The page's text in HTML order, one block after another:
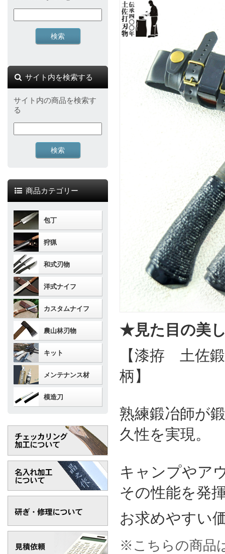
★見た目の美
【漆拵 土佐
柄】
熟練鍛冶師が
久性を実現。
キャンプやア
その性能を発
お求めやすい
※こちらの商品
サイト内を検索する
サイト内の商品を検索す
る
商品カテゴリー
包丁
狩猟
和式刃物
洋式ナイフ
カスタムナイフ
農山林刃物
キット
メンテナンス材
模造刀